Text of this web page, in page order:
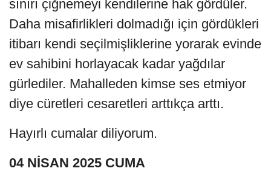
sınırı çiğnemeyi kendilerine hak gördüler.
Daha misafirlikleri dolmadığı için gördükleri
itibarı kendi seçilmişliklerine yorarak evinde
ev sahibini horlayacak kadar yağdılar
gürlediler. Mahalleden kimse ses etmiyor
diye cüretleri cesaretleri arttıkça arttı.
Hayırlı cumalar diliyorum.
04 NİSAN 2025 CUMA